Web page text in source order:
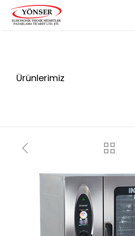
Ürünlerimiz